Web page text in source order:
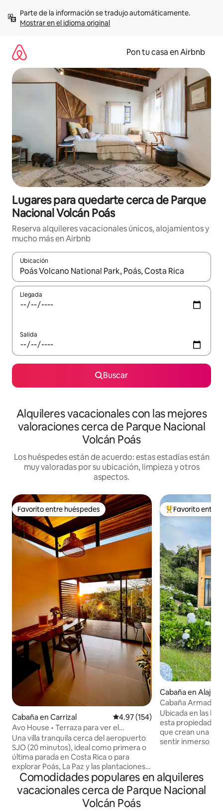
contenidoMostrar en el idioma original
Pon tu casa en Airbnb
Lugares para quedarte cerca de Parque
Nacional Volcán Poás
Reserva alquileres vacacionales únicos, alojamientos y
mucho más en Airbnb
Ubicación
Cuando los resultados estén disponibles, navega con las
Llegada
Salida
Buscar
Alquileres vacacionales con las mejores
valoraciones cerca de Parque Nacional
Volcán Poás
Los huéspedes están de acuerdo: estas estadías están
muy valoradas por su ubicación, limpieza y otros
aspectos.
Favorito entre huéspedes
Favorito entre huéspedes
Cabaña en Carrizal Calificación promedio: 4.97 de
4.97 (154)
Avo House • Terraza para ver el
atardecer • Aire acondicionado • Cerca
de SJO
Una villa tranquila cerca del aeropuerto
SJO (20 minutos), ideal como primera o
última parada en Costa Rica o para
explorar Poás, La Paz y las plantaciones
de café. Avo House ofrece aire
acondicionado, Wi-Fi rápido, cocina y
una terraza privada al atardecer con
árboles frutales, plantas de café, pájaros
Favorito entre
Favorito entre
Cabaña en
Cabaña
Ubicada en las
esta propiedad
que crean una
sentir inmerso en
tiene capacidad
ideal para familias y
Comodidades populares en alquileres
vacacionales cerca de Parque Nacional
Volcán Poás